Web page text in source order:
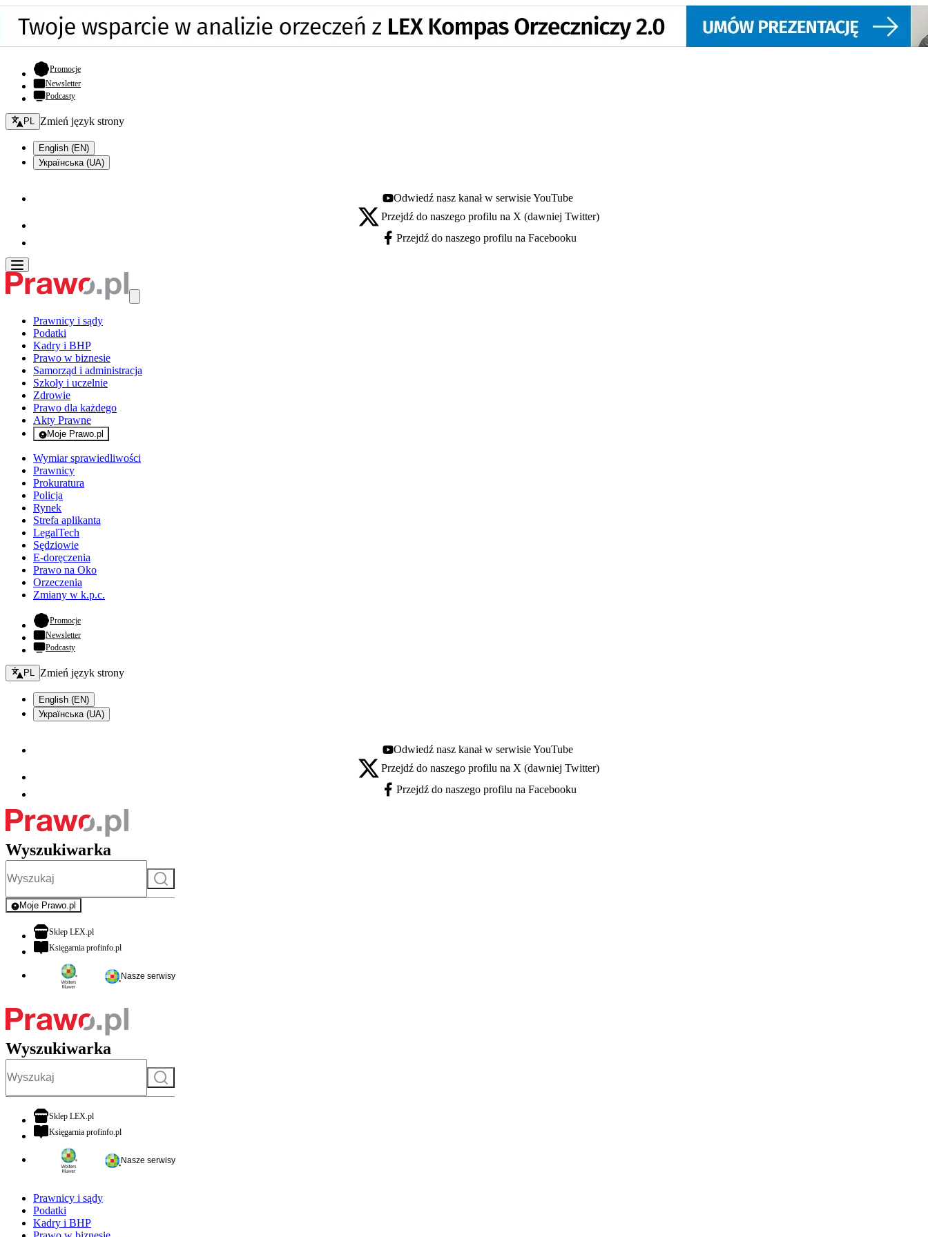
Promocje- otwiera się w nowej karcie
Newsletter
Podcasty
Zmień język - bieżący:
PL Zmień język strony
English (EN)
Українська (UA)
Youtube - otwiera się w nowej karcie
Odwiedź nasz kanał w serwisie YouTube
X - otwiera się w nowej karcie
Przejdź do naszego profilu na X (dawniej Twitter)
Facebook - otwiera się w nowej karcie
Przejdź do naszego profilu na Facebooku
Prawnicy i sądy
Podatki
Kadry i BHP
Prawo w biznesie
Samorząd i administracja
Szkoły i uczelnie
Zdrowie
Prawo dla każdego
Akty Prawne
Moje Prawo.pl
- rejestracja i logowanie do serwisu
Wymiar sprawiedliwości
Prawnicy
Prokuratura
Policja
Rynek
Strefa aplikanta
LegalTech
Sędziowie
E-doręczenia
Prawo na Oko
Orzeczenia
Zmiany w k.p.c.
Promocje- otwiera się w nowej karcie
Newsletter
Podcasty
Zmień język - bieżący:
PL Zmień język strony
English (EN)
Українська (UA)
Youtube - otwiera się w nowej karcie
Odwiedź nasz kanał w serwisie YouTube
X - otwiera się w nowej karcie
Przejdź do naszego profilu na X (dawniej Twitter)
Facebook - otwiera się w nowej karcie
Przejdź do naszego profilu na Facebooku
Wyszukiwarka
Szukaj
Moje Prawo.pl
- rejestracja i logowanie do serwisu
Sklep LEX.plotwiera się w nowej karcie
Księgarnia profinfo.plotwiera się w nowej karcie
Nasze serwisy
Wyszukiwarka
Szukaj
Sklep LEX.plotwiera się w nowej karcie
Księgarnia profinfo.plotwiera się w nowej karcie
Nasze serwisy
Prawnicy i sądy
Podatki
Kadry i BHP